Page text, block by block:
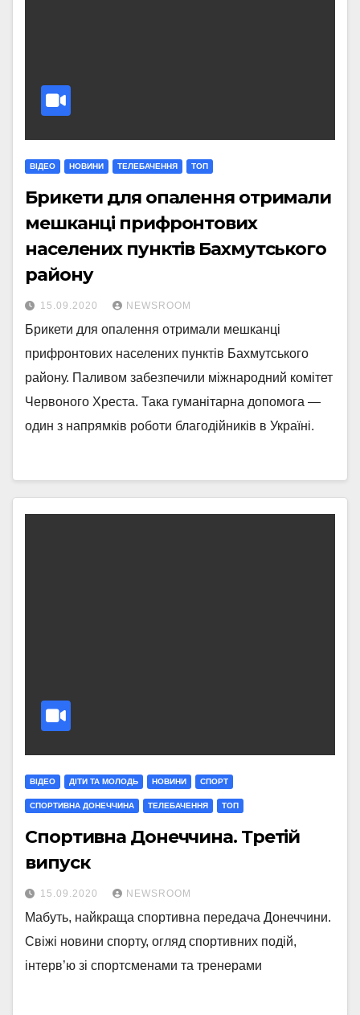
ВІДЕО НОВИНИ ТЕЛЕБАЧЕННЯ ТОП
Брикети для опалення отримали
мешканці прифронтових
населених пунктів Бахмутського
району
15.09.2020 NEWSROOM
Брикети для опалення отримали мешканці
прифронтових населених пунктів Бахмутського
району. Паливом забезпечили міжнародний комітет
Червоного Хреста. Така гуманітарна допомога —
один з напрямків роботи благодійників в Україні.
ВІДЕО ДІТИ ТА МОЛОДЬ НОВИНИ СПОРТ
СПОРТИВНА ДОНЕЧЧИНА ТЕЛЕБАЧЕННЯ ТОП
Спортивна Донеччина. Третій
випуск
15.09.2020 NEWSROOM
Мабуть, найкраща спортивна передача Донеччини.
Свіжі новини спорту, огляд спортивних подій,
інтерв’ю зі спортсменами та тренерами